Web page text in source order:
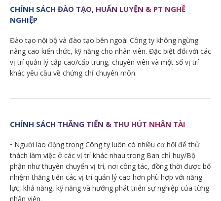
CHÍNH SÁCH ĐÀO TẠO, HUẤN LUYỆN & PT NGHỀ
NGHIỆP
Đào tạo nội bộ và đào tạo bên ngoài Công ty không ngừng
nâng cao kiến thức, kỹ năng cho nhân viên. Đặc biệt đối với các
vị trí quản lý cấp cao/cấp trung, chuyên viên và một số vị trí
khác yêu cầu về chứng chỉ chuyên môn.
CHÍNH SÁCH THĂNG TIẾN & THU HÚT NHÂN TÀI
• Người lao động trong Công ty luôn có nhiều cơ hội để thử
thách làm việc ở các vị trí khác nhau trong Ban chỉ huy/Bộ
phận như thuyên chuyển vị trí, nơi công tác, đồng thời được bổ
nhiệm thăng tiến các vị trí quản lý cao hơn phù hợp với năng
lực, khả năng, kỹ năng và hướng phát triển sự nghiệp của từng
nhân viên.